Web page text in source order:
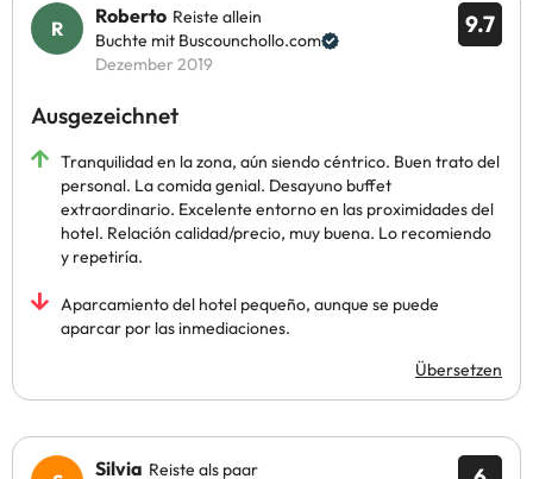
9.7
Roberto Reiste allein
Buchte mit Buscounchollo.com
Dezember 2019
Ausgezeichnet
Tranquilidad en la zona, aún siendo céntrico. Buen trato del
personal. La comida genial. Desayuno buffet
extraordinario. Excelente entorno en las proximidades del
hotel. Relación calidad/precio, muy buena. Lo recomiendo
y repetiría.
Aparcamiento del hotel pequeño, aunque se puede
aparcar por las inmediaciones.
Übersetzen
Silvia Reiste als paar